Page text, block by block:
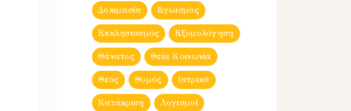
Δοκιμασία Εγωισμός
Εκκλησιασμός Εξομολόγηση
Θάνατος Θεία Κοινωνία
Θεός Θυμός Ιατρικά
Κατάκριση Λογισμοί